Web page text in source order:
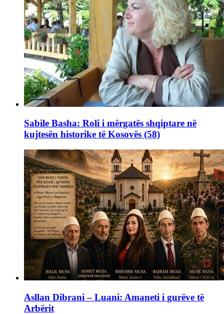
Sabile Basha: Roli i mërgatës shqiptare në
kujtesën historike të Kosovës (58)
Asllan Dibrani – Luani: Amaneti i gurëve të
Arbërit